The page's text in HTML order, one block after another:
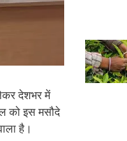
देशभर में
को इस मसौदे
है।